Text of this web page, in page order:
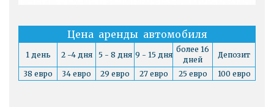
Цена аренды автомобиля
1 день 2 -4 дня 5 - 8 дня 9 - 15 дня
более 16
дней
Депозит
38 евро 34 евро 29 евро 27 евро 25 евро 100 евро